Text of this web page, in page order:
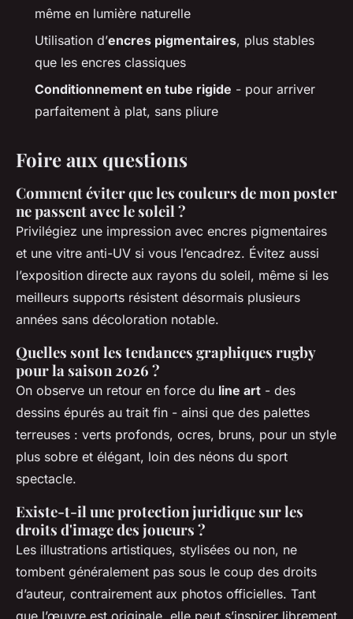
même en lumière naturelle
Utilisation d’encres pigmentaires, plus stables
que les encres classiques
Conditionnement en tube rigide - pour arriver
parfaitement à plat, sans pliure
Foire aux questions
Comment éviter que les couleurs de mon poster
ne passent avec le soleil ?
Privilégiez une impression avec encres pigmentaires
et une vitre anti-UV si vous l’encadrez. Évitez aussi
l’exposition directe aux rayons du soleil, même si les
meilleurs supports résistent désormais plusieurs
années sans décoloration notable.
Quelles sont les tendances graphiques rugby
pour la saison 2026 ?
On observe un retour en force du line art - des
dessins épurés au trait fin - ainsi que des palettes
terreuses : verts profonds, ocres, bruns, pour un style
plus sobre et élégant, loin des néons du sport
spectacle.
Existe-t-il une protection juridique sur les
droits d'image des joueurs ?
Les illustrations artistiques, stylisées ou non, ne
tombent généralement pas sous le coup des droits
d’auteur, contrairement aux photos officielles. Tant